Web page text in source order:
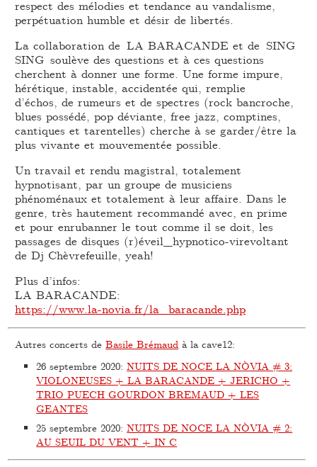
respect des mélodies et tendance au vandalisme,
perpétuation humble et désir de libertés.
La collaboration de LA BARACANDE et de SING
SING soulève des questions et à ces questions
cherchent à donner une forme. Une forme impure,
hérétique, instable, accidentée qui, remplie
d’échos, de rumeurs et de spectres (rock bancroche,
blues possédé, pop déviante, free jazz, comptines,
cantiques et tarentelles) cherche à se garder/être la
plus vivante et mouvementée possible.
Un travail et rendu magistral, totalement
hypnotisant, par un groupe de musiciens
phénoménaux et totalement à leur affaire. Dans le
genre, très hautement recommandé avec, en prime
et pour enrubanner le tout comme il se doit, les
passages de disques (r)éveil_hypnotico-virevoltant
de Dj Chèvrefeuille, yeah!
Plus d’infos:
LA BARACANDE:
https://www.la-novia.fr/la_baracande.php
Autres concerts deBasile Brémaud à la cave12:
26 septembre 2020:NUITS DE NOCE LA NÒVIA # 3:
VIOLONEUSES + LA BARACANDE + JERICHO +
TRIO PUECH GOURDON BREMAUD + LES
GEANTES
25 septembre 2020:NUITS DE NOCE LA NÒVIA # 2:
AU SEUIL DU VENT + IN C